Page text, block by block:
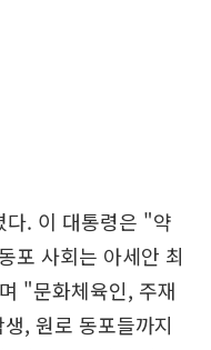
다. 이 대통령은 "약
포 사회는 아세안 최
"문화체육인, 주재
, 원로 동포들까지